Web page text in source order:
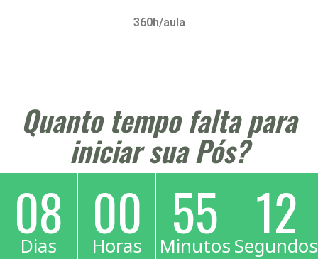
360h/aula
Quanto tempo falta para
iniciar sua Pós?
08
Dias 00
Horas 55
Minutos 11
Segundos